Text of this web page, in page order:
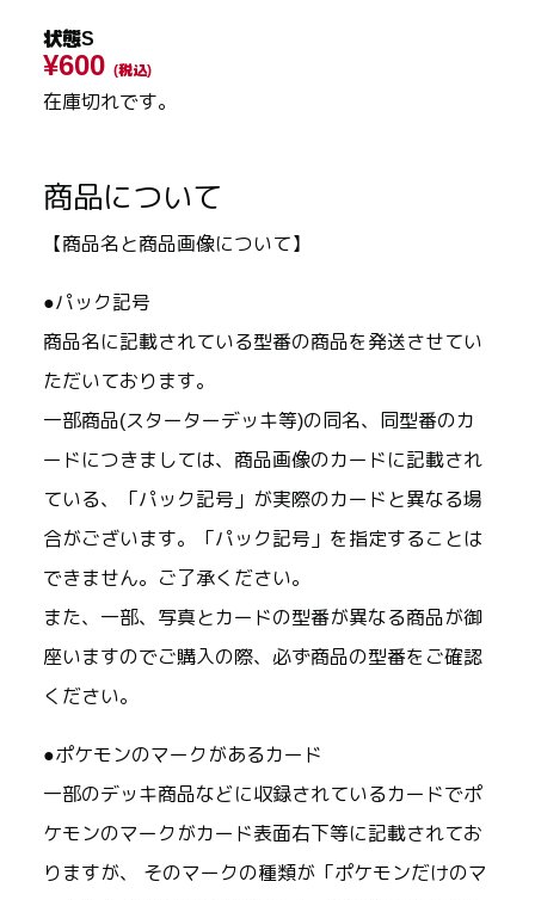
状態S
¥600 (税込)
在庫切れです。
商品について
【商品名と商品画像について】
●パック記号
商品名に記載されている型番の商品を発送させてい
ただいております。
一部商品(スターターデッキ等)の同名、同型番のカ
ードにつきましては、商品画像のカードに記載され
ている、「パック記号」が実際のカードと異なる場
合がございます。「パック記号」を指定することは
できません。ご了承ください。
また、一部、写真とカードの型番が異なる商品が御
座いますのでご購入の際、必ず商品の型番をご確認
ください。
●ポケモンのマークがあるカード
一部のデッキ商品などに収録されているカードでポ
ケモンのマークがカード表面右下等に記載されてお
りますが、 そのマークの種類が「ポケモンだけのマ